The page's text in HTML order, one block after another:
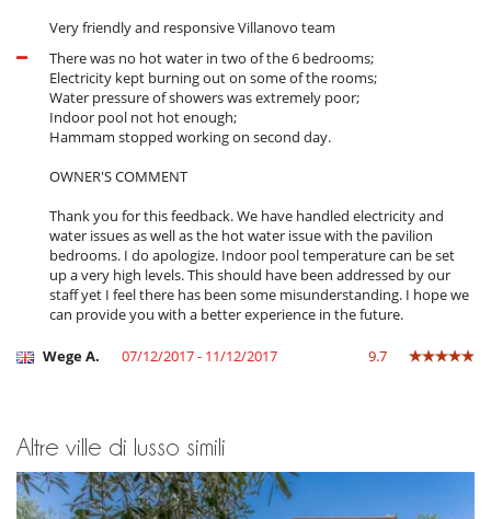
Very friendly and responsive Villanovo team
There was no hot water in two of the 6 bedrooms;
Electricity kept burning out on some of the rooms;
Water pressure of showers was extremely poor;
Indoor pool not hot enough;
Hammam stopped working on second day.
OWNER'S COMMENT
Thank you for this feedback. We have handled electricity and
water issues as well as the hot water issue with the pavilion
bedrooms. I do apologize. Indoor pool temperature can be set
up a very high levels. This should have been addressed by our
staff yet I feel there has been some misunderstanding. I hope we
can provide you with a better experience in the future.
Wege A. 07/12/2017 - 11/12/2017 9.7
Altre ville di lusso simili